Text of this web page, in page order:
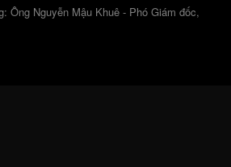
Ông Nguyễn Mậu Khuê - Phó Giám đốc,